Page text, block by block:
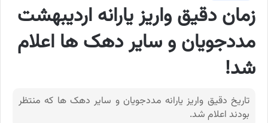
زمان دقیق واریز یارانه اردیبهشت
مددجویان و سایر دهک ها اعلام
شد!
تاریخ دقیق واریز یارانه مددجویان و سایر دهک ها که منتظر
بودند اعلام شد.